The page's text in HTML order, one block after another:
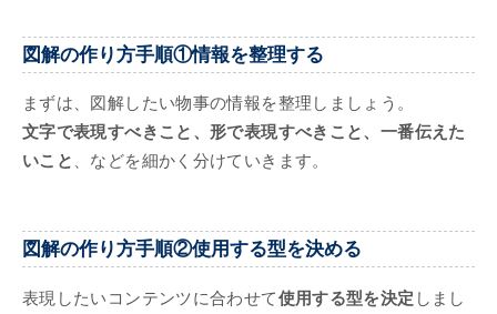
図解の作り方手順①情報を整理する
まずは、図解したい物事の情報を整理しましょう。
文字で表現すべきこと、形で表現すべきこと、一番伝えた
いこと
、などを細かく分けていきます。
図解の作り方手順②使用する型を決める
表現したいコンテンツに合わせて使用する型を決定 しまし